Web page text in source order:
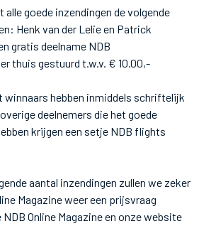
alle goede inzendingen de volgende
Henk van der Lelie en Patrick
gratis deelname NDB
thuis gestuurd t.w.v. € 10.00,-
winnaars hebben inmiddels schriftelijk
deelnemers die het goede
krijgen een setje NDB flights
aantal inzendingen zullen we zeker
Magazine weer een prijsvraag
Online Magazine en onze website